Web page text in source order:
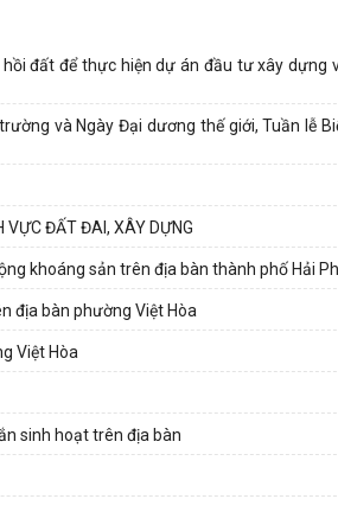
đất để thực hiện dự án đầu tư xây dựng
và Ngày Đại dương thế giới, Tuần lễ
VỰC ĐẤT ĐAI, XÂY DỰNG
khoáng sản trên địa bàn thành phố Hải
địa bàn phường Việt Hòa
Việt Hòa
sinh hoạt trên địa bàn